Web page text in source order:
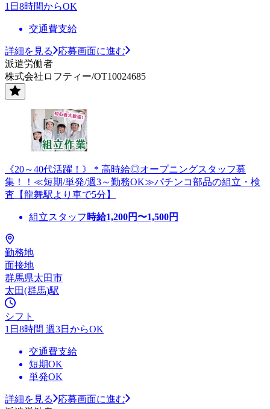
1日8時間からOK
交通費支給
詳細を見る
応募画面に進む
派遣労働者
株式会社ロフティー/OT10024685
《20～40代活躍！》＊高時給◎オープニングスタッフ募
集！！≪短期/単発/週3～勤務OK≫パチンコ部品の組立・検
査【龍舞駅より車で5分】
組立スタッフ 時給1,200円〜1,500円
勤務地
面接地
群馬県太田市
太田(群馬)駅
シフト
1日8時間 週3日からOK
交通費支給
短期OK
単発OK
詳細を見る
応募画面に進む